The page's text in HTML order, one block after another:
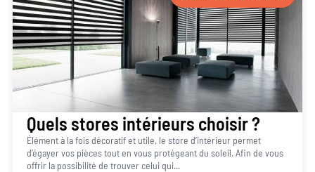
Quels stores intérieurs choisir ?
Élément à la fois décoratif et utile, le store d’intérieur permet
d’égayer vos pièces tout en vous protégeant du soleil. Afin de vous
offrir la possibilité de trouver celui qui...